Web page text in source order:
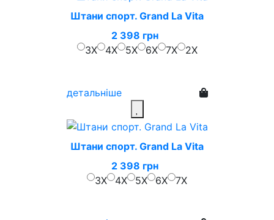
Штани спорт. Grand La Vita
2 398 грн
3X
4X 5X 6X 7X 2X
детальніше
Штани спорт. Grand La Vita
2 398 грн
3X
4X 5X 6X 7X